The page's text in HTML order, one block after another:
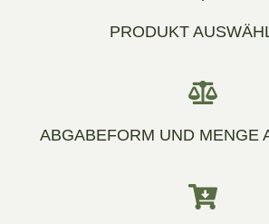
PRODUKT
ABGABEFORM UND MENGE